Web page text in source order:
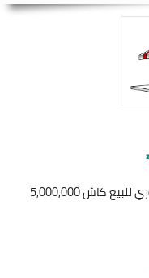
إستلام فوري للبيع كاش 5,000,000